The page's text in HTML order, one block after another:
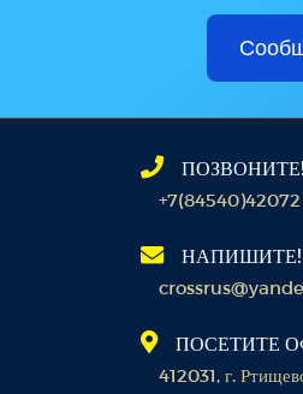
ПОЗВОНИТЕ!
+7(84540)42072
НАПИШИТЕ!
ПОСЕТИТЕ
412031, г.